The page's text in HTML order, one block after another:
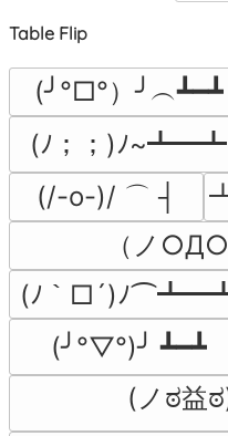
Table Flip
(╯°□°）╯︵┻━┻
(ﾉ；；)ﾉ~┻━┻
(/-o-)/ ⌒ ┤
（ノ
(ﾉ｀□´)ﾉ
(╯°▽°)╯ ┻━┻
(ノಠ